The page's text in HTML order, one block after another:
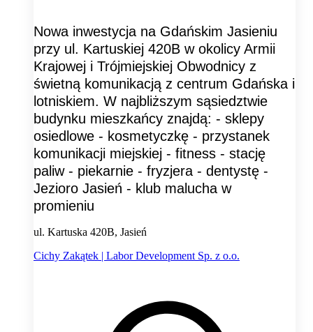
Nowa inwestycja na Gdańskim Jasieniu
przy ul. Kartuskiej 420B w okolicy Armii
Krajowej i Trójmiejskiej Obwodnicy z
świetną komunikacją z centrum Gdańska i
lotniskiem. W najbliższym sąsiedztwie
budynku mieszkańcy znajdą: - sklepy
osiedlowe - kosmetyczkę - przystanek
komunikacji miejskiej - fitness - stację
paliw - piekarnie - fryzjera - dentystę -
Jezioro Jasień - klub malucha w
promieniu
ul. Kartuska 420B, Jasień
Cichy Zakątek | Labor Development Sp. z o.o.